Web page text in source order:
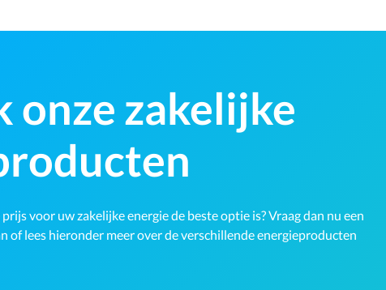
onze zakelijke
voor uw zakelijke energie de beste optie is? Vraag dan nu een
of lees hieronder meer over de verschillende energieproducten